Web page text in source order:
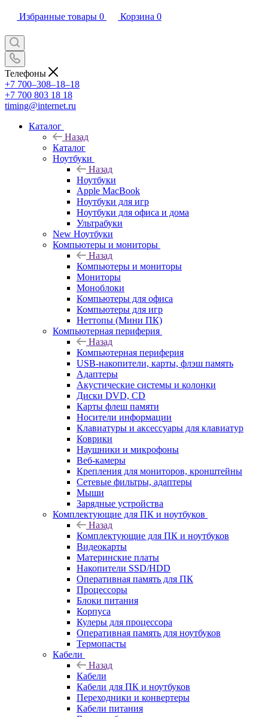
Избранные товары 0 Корзина 0
Телефоны
+7 700‒308‒18‒18
+7 700 803 18 18
timing@internet.ru
Каталог
Назад
Каталог
Ноутбуки
Назад
Ноутбуки
Apple MacBook
Ноутбуки для игр
Ноутбуки для офиса и дома
Ультрабуки
New Ноутбуки
Компьютеры и мониторы
Назад
Компьютеры и мониторы
Мониторы
Моноблоки
Компьютеры для офиса
Компьютеры для игр
Неттопы (Мини ПК)
Компьютерная периферия
Назад
Компьютерная периферия
USB-накопители, карты, флэш память
Адаптеры
Акустические системы и колонки
Диски DVD, CD
Карты флеш памяти
Носители информации
Клавиатуры и аксессуары для клавиатур
Коврики
Наушники и микрофоны
Веб-камеры
Крепления для мониторов, кронштейны
Сетевые фильтры, адаптеры
Мыши
Зарядные устройства
Комплектующие для ПК и ноутбуков
Назад
Комплектующие для ПК и ноутбуков
Видеокарты
Материнские платы
Накопители SSD/HDD
Оперативная память для ПК
Процессоры
Блоки питания
Корпуса
Кулеры для процессора
Оперативная память для ноутбуков
Термопасты
Кабели
Назад
Кабели
Кабели для ПК и ноутбуков
Переходники и конвертеры
Кабели питания